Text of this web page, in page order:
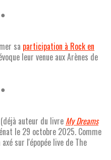
sa participation à Rock en
leur venue aux Arènes de
auteur du livre My Dreams
le 29 octobre 2025. Comme
sur l'épopée live de The